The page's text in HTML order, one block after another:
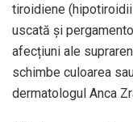
tiroidiene
uscată și
afecțiuni ale
schimbe culoarea
dermatologul Anca